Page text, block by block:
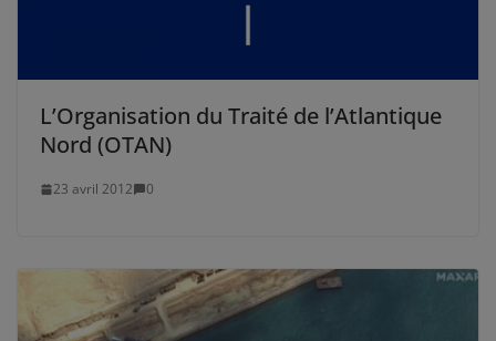
L’Organisation du Traité de l’Atlantique
Nord (OTAN)
23 avril 2012 0